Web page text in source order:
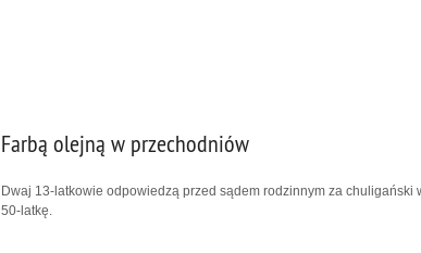
Farbą olejną w przechodniów
Dwaj 13-latkowie odpowiedzą przed sądem rodzinnym za
50-latkę.